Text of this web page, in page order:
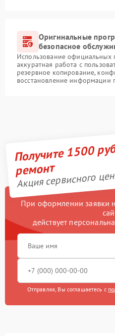
Оригинальные
безопасное
Использование официальных
аккуратная работа с
резервное копирование,
восстановление информации
Получите 1500
ремонт
Акция сервисного
При оформлении заявки
действует
Отправляя, Вы соглашаетесь с